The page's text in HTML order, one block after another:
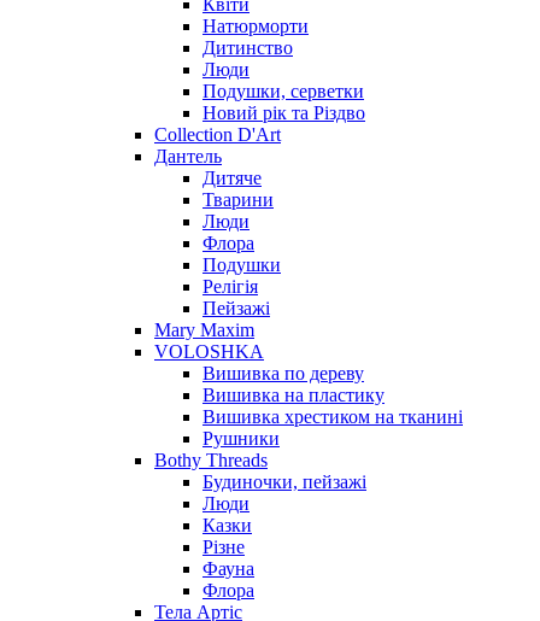
Натюрморти
Дитинство
Люди
Подушки, серветки
Новий рік та Різдво
Collection D'Art
Дантель
Дитяче
Тварини
Люди
Флора
Подушки
Релігія
Пейзажі
Mary Maxim
VOLOSHKA
Вишивка по дереву
Вишивка на пластику
Вишивка хрестиком на тканині
Рушники
Bothy Threads
Будиночки, пейзажі
Люди
Казки
Різне
Фауна
Флора
Тела Артіс